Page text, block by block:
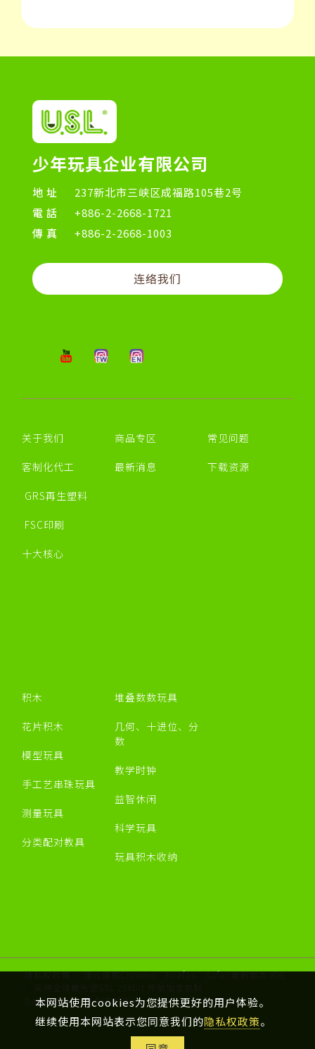
本网站使用cookies为您提供更好的用户体验。
继续使用本网站表示您同意我们的隐私权政策。
少年玩具企业有限公司
地址
237新北市三峡区成福路105巷2号
電話
+886-2-2668-1721
傳真
+886-2-2668-1003
连络我们
关于我们
客制化代工
GRS再生塑料
FSC印刷
十大核心
商品专区
最新消息
常见问题
下载资源
积木
花片积木
模型玩具
手工艺串珠玩具
测量玩具
分类配对教具
堆叠数数玩具
几何、十进位、分
数
教学时钟
益智休闲
科学玩具
玩具积木收纳
隐私权政策
建议使用Chrome、Firefox、Safari最新版本浏览
采用全球最先进SSL 256bit 传输加密机制
Designed by 米洛网页设计